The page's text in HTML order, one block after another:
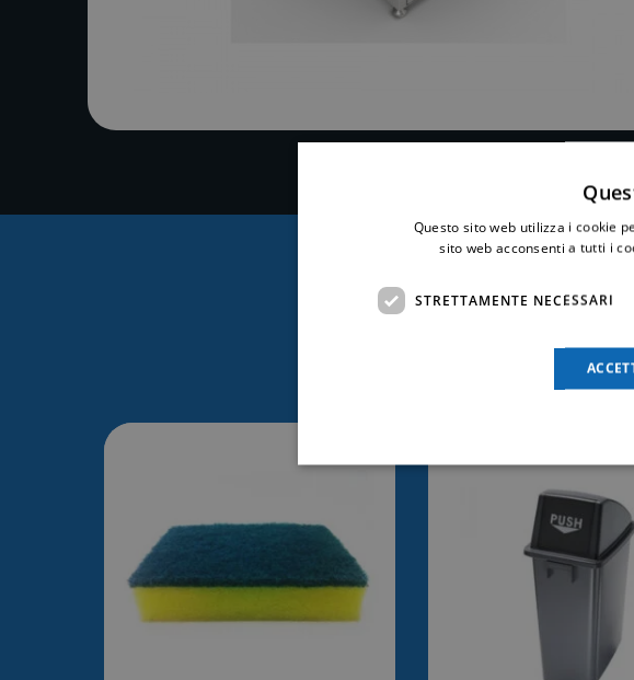
Ti
Questo sito web utilizza i cookie
sito web acconsenti a tutti i
STRETTAMENTE NECESSARI